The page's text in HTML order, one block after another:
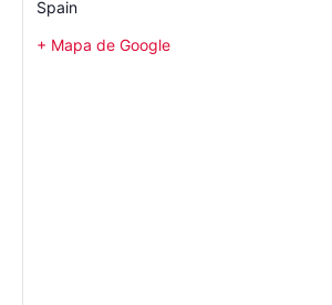
Spain
+ Mapa de Google